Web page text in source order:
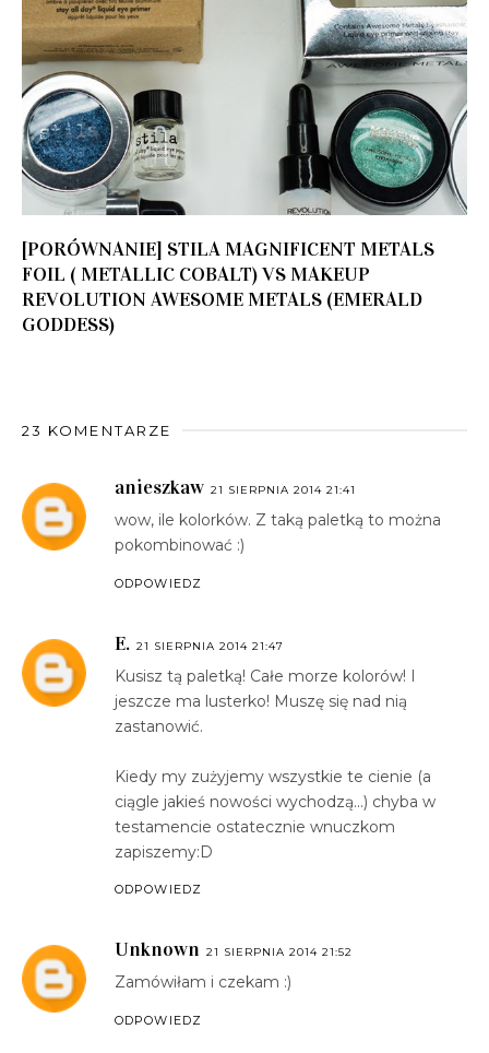
[PORÓWNANIE] STILA MAGNIFICENT METALS
FOIL ( METALLIC COBALT) VS MAKEUP
REVOLUTION AWESOME METALS (EMERALD
GODDESS)
23 KOMENTARZE
anieszkaw 21 SIERPNIA 2014 21:41
wow, ile kolorków. Z taką paletką to można
pokombinować :)
ODPOWIEDZ
E. 21 SIERPNIA 2014 21:47
Kusisz tą paletką! Całe morze kolorów! I
jeszcze ma lusterko! Muszę się nad nią
zastanowić.
Kiedy my zużyjemy wszystkie te cienie (a
ciągle jakieś nowości wychodzą...) chyba w
testamencie ostatecznie wnuczkom
zapiszemy:D
ODPOWIEDZ
Unknown 21 SIERPNIA 2014 21:52
Zamówiłam i czekam :)
ODPOWIEDZ